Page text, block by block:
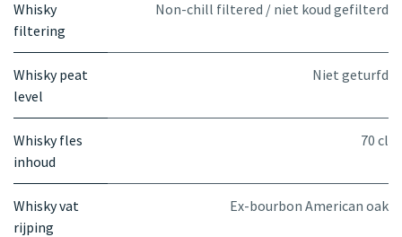
Whisky
filtering
Non-chill filtered / niet koud gefilterd
Whisky peat
level
Niet geturfd
Whisky fles
inhoud
70 cl
Whisky vat
rijping
Ex-bourbon American oak